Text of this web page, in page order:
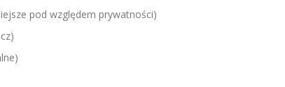
pod względem prywatności)